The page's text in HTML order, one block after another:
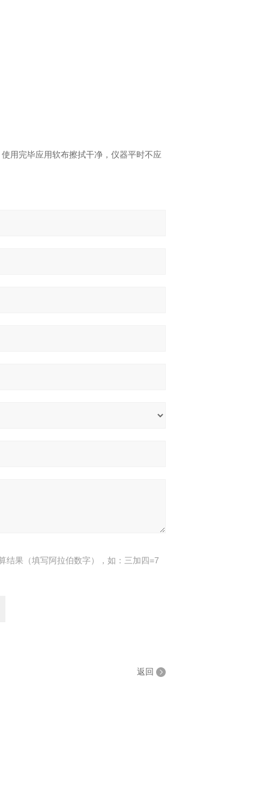
用完毕应用软布擦拭干净，仪器平时不应
结果（填写阿拉伯数字），如：三加四=7
返回